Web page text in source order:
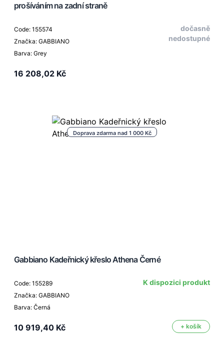
prošíváním na zadní straně
Code: 155574
Značka: GABBIANO
Barva: Grey
dočasně
nedostupné
16 208,02 Kč
Doprava zdarma nad 1 000 Kč
Gabbiano Kadeřnický křeslo Athena Černé
Code: 155289
Značka: GABBIANO
Barva: Černá
K dispozici produkt
10 919,40 Kč + košík